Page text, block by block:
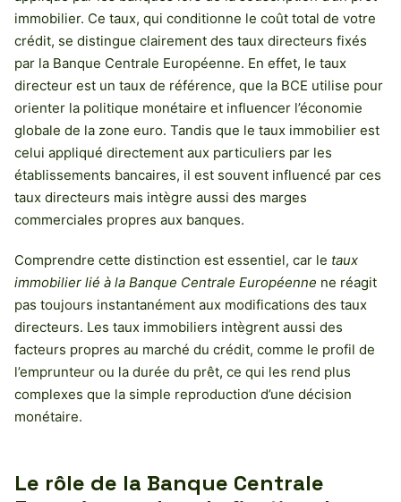
immobilier. Ce taux, qui conditionne le coût total de votre
crédit, se distingue clairement des taux directeurs fixés
par la Banque Centrale Européenne. En effet, le taux
directeur est un taux de référence, que la BCE utilise pour
orienter la politique monétaire et influencer l’économie
globale de la zone euro. Tandis que le taux immobilier est
celui appliqué directement aux particuliers par les
établissements bancaires, il est souvent influencé par ces
taux directeurs mais intègre aussi des marges
commerciales propres aux banques.
Comprendre cette distinction est essentiel, car le taux
immobilier lié à la Banque Centrale Européenne ne réagit
pas toujours instantanément aux modifications des taux
directeurs. Les taux immobiliers intègrent aussi des
facteurs propres au marché du crédit, comme le profil de
l’emprunteur ou la durée du prêt, ce qui les rend plus
complexes que la simple reproduction d’une décision
monétaire.
Le rôle de la Banque Centrale